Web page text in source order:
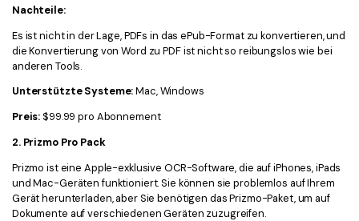
Nachteile:
Es ist nicht in der Lage, PDFs in das ePub-Format zu konvertieren, und
die Konvertierung von Word zu PDF ist nicht so reibungslos wie bei
anderen Tools.
Unterstützte Systeme:Mac, Windows
Preis:$99.99 pro Abonnement
2. Prizmo Pro Pack
Prizmo ist eine Apple-exklusive OCR-Software, die auf iPhones, iPads
und Mac-Geräten funktioniert. Sie können sie problemlos auf Ihrem
Gerät herunterladen, aber Sie benötigen das Prizmo-Paket, um auf
Dokumente auf verschiedenen Geräten zuzugreifen.